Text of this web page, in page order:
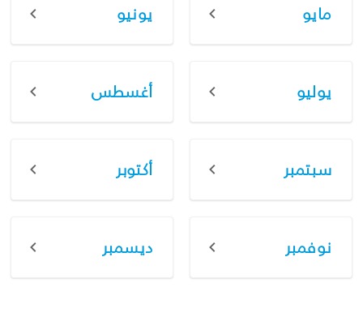
مايو يونيو
يوليو أغسطس
سبتمبر أكتوبر
نوفمبر ديسمبر